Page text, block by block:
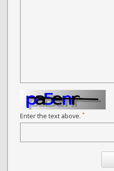
Enter the text above. *